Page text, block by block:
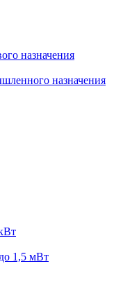
назначения
назначения
1,5 мВт